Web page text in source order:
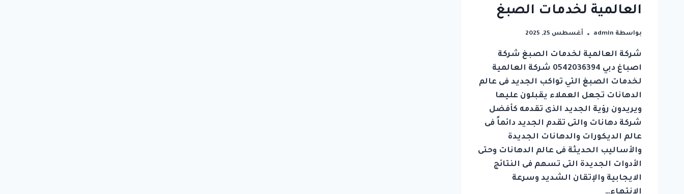
العالمية لخدمات الصبغ
بواسطة admin أغسطس 25, 2025
شركة العالمية لخدمات الصبغ شركة
اصباغ دبي 0542036394 شركة العالمية
لخدمات الصبغ التي تواكب الجديد فى عالم
الدهانات تجعل العملاء يقبلون عليها
ويريدون رؤية الجديد الذى تقدمه كأفضل
شركة دهانات والتى تقدم الجديد دائماً فى
عالم الديكورات والدهانات الجديدة
والأساليب الحديثة فى عالم الدهانات وحتى
الأدوات الجديدة التى تسهم فى النتائج
الايجابية والإتقان الشديد وسرعة